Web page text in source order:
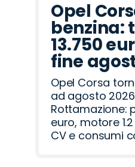
Opel
benzina:
13.750
fine
Opel Corsa
ad agosto
Rottamazione:
euro, motore
CV e consumi